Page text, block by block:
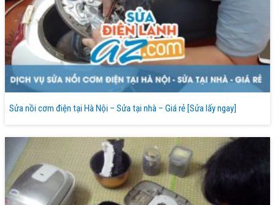
Sửa nồi cơm điện tại Hà Nội – Sửa tại nhà – Giá rẻ [Sửa lấy ngay]